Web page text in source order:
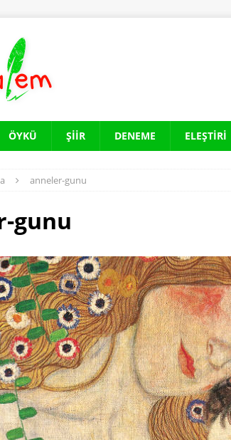
ÖYKÜ ŞIIR DENEME ELEŞTIRI
anneler-gunu
gunu